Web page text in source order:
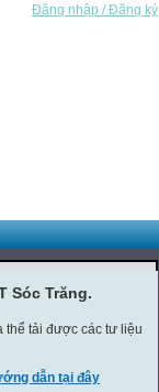
Đăng nhập / Đăng ký
Sóc Trăng.
thể tải được các tư liệu
dẫn tại đây